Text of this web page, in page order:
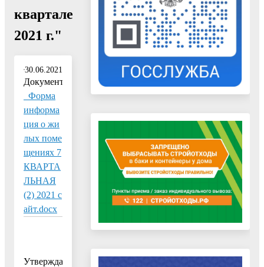
квартале
2021 г."
30.06.2021
Документ:
_Форма
информа
ция о жи
лых поме
щениях 7
КВАРТА
ЛЬНАЯ
(2) 2021 с
айт.docx
Утверждаю: